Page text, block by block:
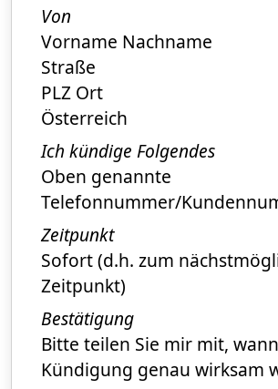
Von
Vorname Nachname
Straße
PLZ Ort
Österreich
Ich kündige Folgendes
Oben genannte
Telefonnummer/
Zeitpunkt
Sofort (d.h. zum
Zeitpunkt)
Bestätigung
Bitte teilen Sie mir mit,
Kündigung genau wirksam